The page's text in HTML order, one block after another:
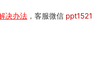
源码模板源文件 QQ微信抖音快
名百家姓氏
决办法 ，客服微信 ppt1521